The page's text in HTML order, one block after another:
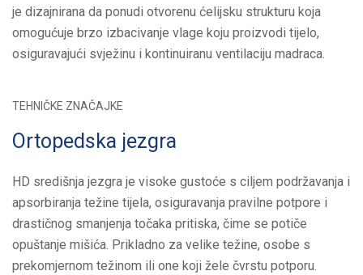
je dizajnirana da ponudi otvorenu ćelijsku strukturu koja
omogućuje brzo izbacivanje vlage koju proizvodi tijelo,
osiguravajući svježinu i kontinuiranu ventilaciju madraca.
TEHNIČKE ZNAČAJKE
Ortopedska jezgra
HD središnja jezgra je visoke gustoće s ciljem podržavanja i
apsorbiranja težine tijela, osiguravanja pravilne potpore i
drastičnog smanjenja točaka pritiska, čime se potiče
opuštanje mišića. Prikladno za velike težine, osobe s
prekomjernom težinom ili one koji žele čvrstu potporu.